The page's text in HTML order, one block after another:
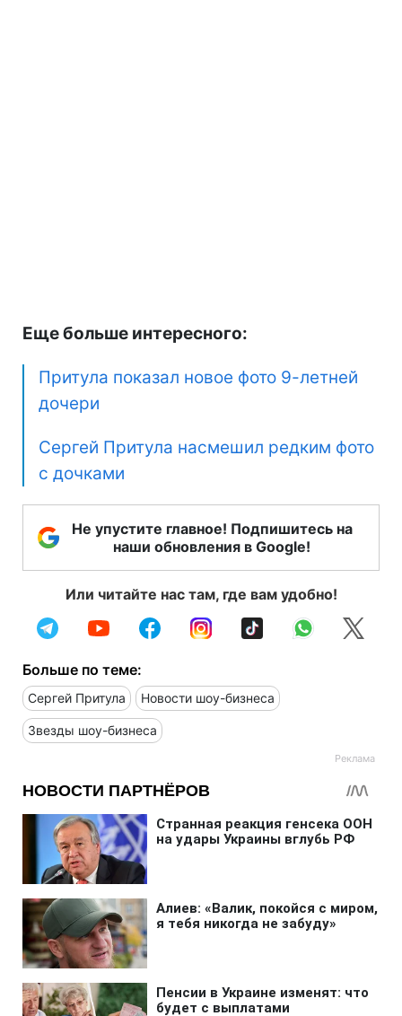
Еще больше интересного:
Притула показал новое фото 9-летней
дочери
Сергей Притула насмешил редким фото
с дочками
Не упустите главное! Подпишитесь на
наши обновления в Google!
Или читайте нас там, где вам удобно!
Больше по теме:
Сергей Притула Новости шоу-бизнеса
Звезды шоу-бизнеса